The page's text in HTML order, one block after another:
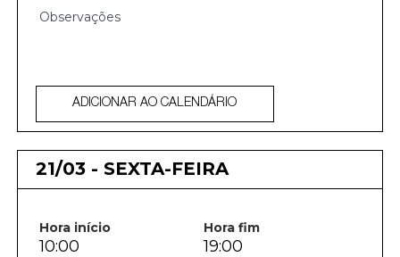
ADICIONAR AO CALENDÁRIO
21/03 - SEXTA-FEIRA
Hora início Hora fim
10:00 19:00